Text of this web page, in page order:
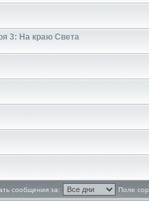
3: На краю Света
сообщения за: Поле